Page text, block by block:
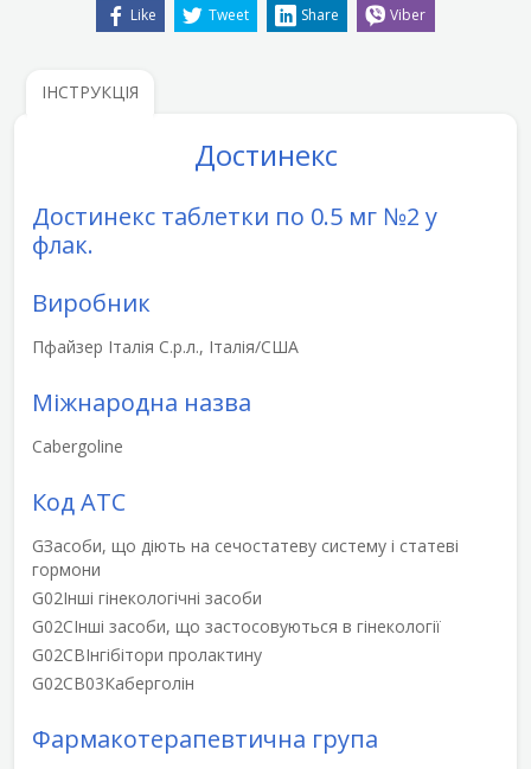
Like Tweet Share Viber
ІНСТРУКЦІЯ
Достинекс
Достинекс таблетки по 0.5 мг №2 у
флак.
Виробник
Пфайзер Італія С.р.л., Італія/США
Міжнародна назва
Cabergoline
Код АТС
GЗасоби, що діють на сечостатеву систему і статеві
гормони
G02Інші гінекологічні засоби
G02CІнші засоби, що застосовуються в гінекології
G02CBІнгібітори пролактину
G02CB03Каберголін
Фармакотерапевтична група